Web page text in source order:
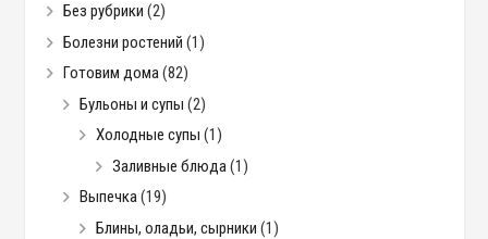
Без рубрики (2)
Болезни ростений (1)
Готовим дома(82)
Бульоны и супы (2)
Холодные супы (1)
Заливные блюда(1)
Выпечка(19)
Блины, оладьи, сырники (1)